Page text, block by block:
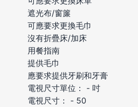
遮光布/窗簾
可應要求更換毛巾
沒有折疊床/加床
用餐指南
提供毛巾
應要求提供牙刷和牙膏
電視尺寸單位： - 吋
電視尺寸： - 50